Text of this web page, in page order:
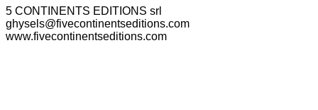
5 CONTINENTS EDITIONS srl
ghysels@fivecontinentseditions.com
www.fivecontinentseditions.com